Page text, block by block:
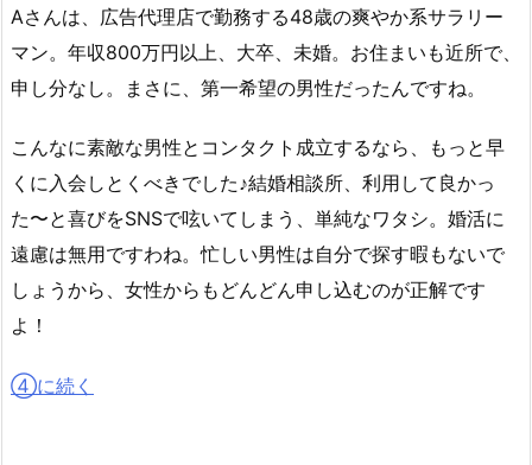
Aさんは、広告代理店で勤務する48歳の爽やか系サラリー
マン。年収800万円以上、大卒、未婚。お住まいも近所で、
申し分なし。まさに、第一希望の男性だったんですね。
こんなに素敵な男性とコンタクト成立するなら、もっと早
くに入会しとくべきでした♪結婚相談所、利用して良かっ
た〜と喜びをSNSで呟いてしまう、単純なワタシ。婚活に
遠慮は無用ですわね。忙しい男性は自分で探す暇もないで
しょうから、女性からもどんどん申し込むのが正解です
よ！
④に続く